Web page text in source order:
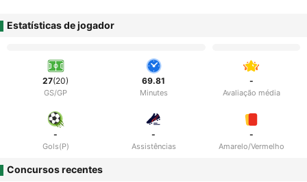
Estatísticas de jogador
27(20)
GS/GP
69.81
Minutes
-
Avaliação média
-
Gols(P)
-
Assistências
-
Amarelo/Vermelho
Concursos recentes